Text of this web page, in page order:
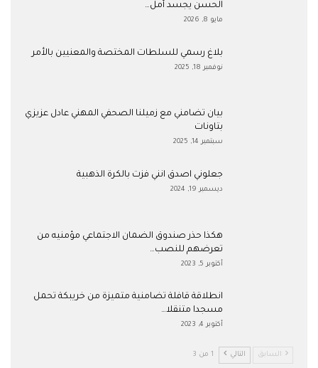
الحسن يجسد أمل…
مايو 8, 2026
بلاغ رسمي للسلطات المختصة والمعنيين بالأمر
نوفمبر 18, 2025
بيان تضامني مع زميلنا الصحفي المهني عادل عزيزي
بتاونات
سبتمبر 14, 2025
جعلوني اصدق انني فزت بالكرة الذهبية
ديسمبر 19, 2024
هكذا حذر صندوق الضمان الاجتماعي مؤمنيه من
تعرضهم للنصب…
أكتوبر 5, 2023
انطلاقة قافلة تضامنية متميزة من خريبكة تحمل
مسجدا متنقلا…
أكتوبر 4, 2023
السابق التالي 1 من 3